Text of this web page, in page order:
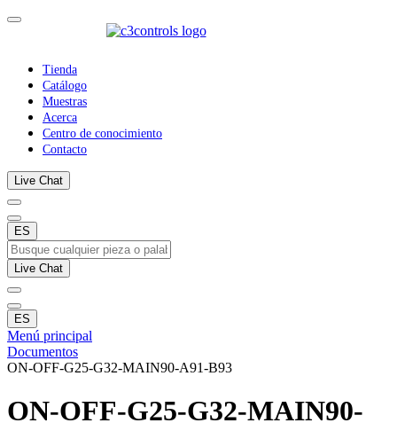
Tienda
Catálogo
Muestras
Acerca
Centro de conocimiento
Contacto
Live Chat
ES
Live Chat
ES
Menú principal
Documentos
ON-OFF-G25-G32-MAIN90-A91-B93
ON-OFF-G25-G32-MAIN90-